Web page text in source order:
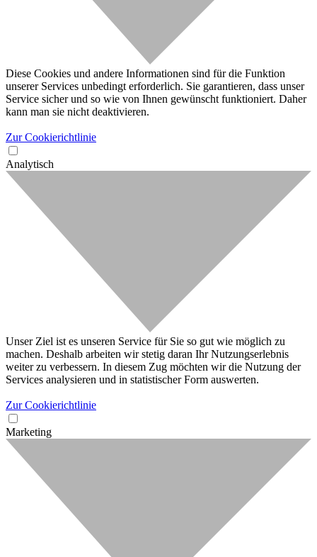
Diese Cookies und andere Informationen sind für die Funktion
unserer Services unbedingt erforderlich. Sie garantieren, dass unser
Service sicher und so wie von Ihnen gewünscht funktioniert. Daher
kann man sie nicht deaktivieren.
Zur Cookierichtlinie
Analytisch
Unser Ziel ist es unseren Service für Sie so gut wie möglich zu
machen. Deshalb arbeiten wir stetig daran Ihr Nutzungserlebnis
weiter zu verbessern. In diesem Zug möchten wir die Nutzung der
Services analysieren und in statistischer Form auswerten.
Zur Cookierichtlinie
Marketing